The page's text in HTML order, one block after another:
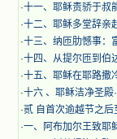
·十一、耶稣责骄于叔
·十二、耶稣多堂辞亲
·十三、纳匝肋憾事：
·十四、从提尔匝到伯
·十五、耶稣在耶路撒
·十六 、耶稣洁净圣殿
·贰 自首次逾越节之
·一、阿布加尔王致耶